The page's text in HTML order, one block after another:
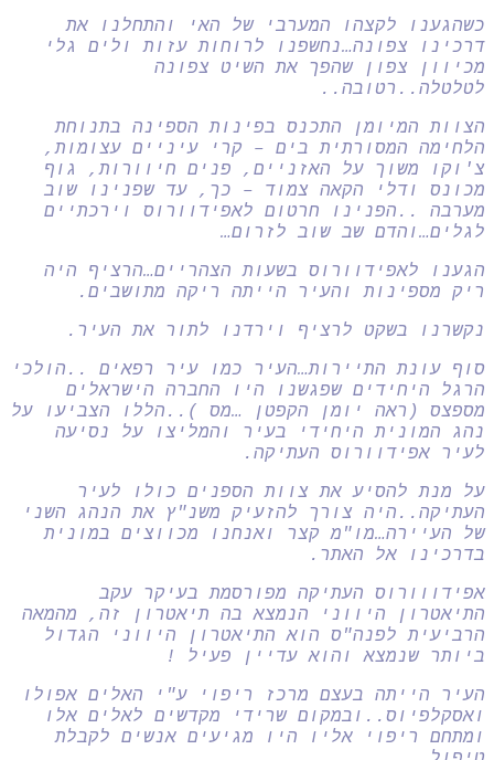
כשהגענו לקצהו המערבי של האי והתחלנו את
דרכינו צפונה…נחשפנו לרוחות עזות ולים גלי
מכיוון צפון שהפך את השיט צפונה
לטלטלה..רטובה..
הצוות המיומן התכנס בפינות הספינה בתנוחת
הלחימה המסורתית בים – קרי עיניים עצומות,
צ'וקו משוך על האזניים, פנים חיוורות, גוף
מכונס ודלי הקאה צמוד – כך, עד שפנינו שוב
מערבה ..הפנינו חרטום לאפידוורוס וירכתיים
לגלים…והדם שב שוב לזרום…
הגענו לאפידוורוס בשעות הצהריים…הרציף היה
ריק מספינות והעיר הייתה ריקה מתושבים.
נקשרנו בשקט לרציף וירדנו לתור את העיר.
סוף עונת התיירות…העיר כמו עיר רפאים ..הולכי
הרגל היחידים שפגשנו היו החברה הישראלים
מספצס (ראה יומן הקפטן …מס )..הללו הצביעו על
נהג המונית היחידי בעיר והמליצו על נסיעה
לעיר אפידוורוס העתיקה.
על מנת להסיע את צוות הספנים כולו לעיר
העתיקה..היה צורך להזעיק משנ"ץ את הנהג השני
של העיירה…מו"מ קצר ואנחנו מכווצים במונית
בדרכינו אל האתר.
אפידווורוס העתיקה מפורסמת בעיקר עקב
התיאטרון היווני הנמצא בה תיאטרון זה, מהמאה
הרביעית לפנה"ס הוא התיאטרון היווני הגדול
ביותר שנמצא והוא עדיין פעיל !
העיר הייתה בעצם מרכז ריפוי ע"י האלים אפולו
ואסקלפיוס..ובמקום שרידי מקדשים לאלים אלו
ומתחם ריפוי אליו היו מגיעים אנשים לקבלת